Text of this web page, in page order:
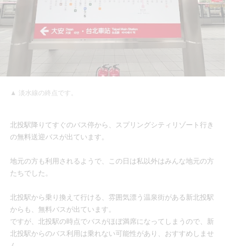
▲ 淡水線の終点です。
北投駅降りてすぐのバス停から、スプリングシティリゾート行き
の無料送迎バスが出ています。
地元の方も利用されるようで、この日は私以外はみんな地元の方
たちでした。
北投駅から乗り換えて行ける、雰囲気漂う温泉街がある新北投駅
からも、無料バスが出ています。
ですが、北投駅の時点でバスがほぼ満席になってしまうので、新
北投駅からのバス利用は乗れない可能性があり、おすすめしませ